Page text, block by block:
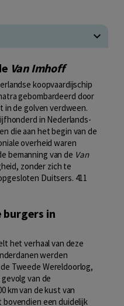
Van Imhoff
koopvaardijschip
gebombardeerd door
in de golven verdween.
in Nederlands-
die aan het begin van de
overheid waren
bemanning van de Van
zonder zich te
Duitsers. 411
in
het verhaal van deze
werden
Tweede Wereldoorlog,
van de
km van de kust van
een duidelijk